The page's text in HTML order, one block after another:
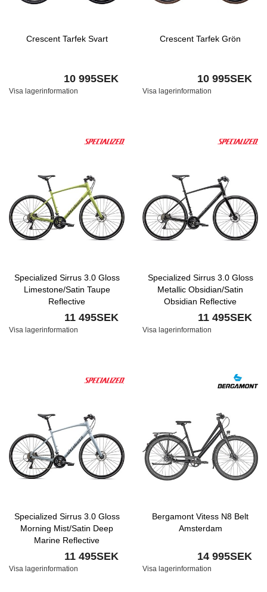
Crescent Tarfek Svart
10 995SEK
Visa lagerinformation
Crescent Tarfek Grön
10 995SEK
Visa lagerinformation
Specialized Sirrus 3.0 Gloss
Limestone/Satin Taupe
Reflective
11 495SEK
Visa lagerinformation
Specialized Sirrus 3.0 Gloss
Metallic Obsidian/Satin
Obsidian Reflective
11 495SEK
Visa lagerinformation
Specialized Sirrus 3.0 Gloss
Morning Mist/Satin Deep
Marine Reflective
11 495SEK
Visa lagerinformation
Bergamont Vitess N8 Belt
Amsterdam
14 995SEK
Visa lagerinformation